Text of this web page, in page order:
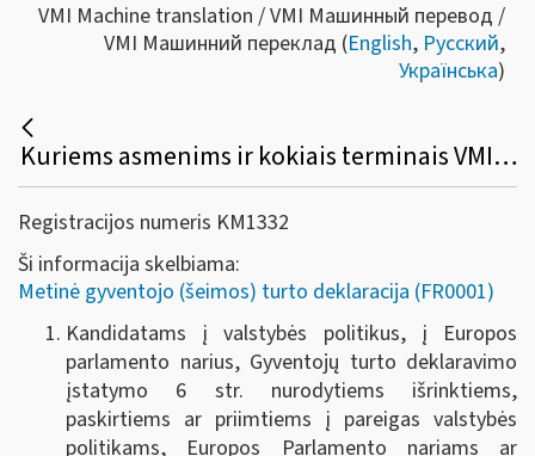
VMI Machine translation / VMI Машинный перевод /
VMI Машинний переклад (English, Русский,
Українська)
Kuriems asmenims ir kokiais terminais VMI išduoda metinės turto deklaracijos duomenų išrašus arba pažymas apie deklaracijos pateikimą?
Registracijos numeris KM1332
Ši informacija skelbiama:
Metinė gyventojo (šeimos) turto deklaracija (FR0001)
Kandidatams į valstybės politikus, į Europos
parlamento narius, Gyventojų turto deklaravimo
įstatymo 6 str. nurodytiems išrinktiems,
paskirtiems ar priimtiems į pareigas valstybės
politikams, Europos Parlamento nariams ar